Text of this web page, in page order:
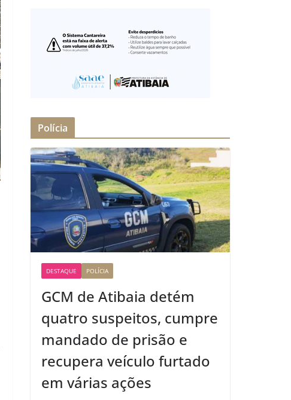
Polícia
DESTAQUE POLÍCIA
GCM de Atibaia detém
quatro suspeitos, cumpre
mandado de prisão e
recupera veículo furtado
em várias ações